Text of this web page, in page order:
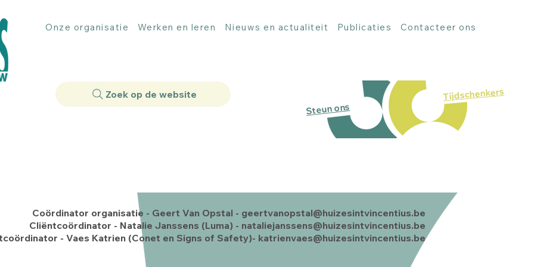
Onze organisatie Werken en leren Nieuws en actualiteit Publicaties Contacteer ons
Zoek op de website
Steun ons
Tijdschenkers
Coördinator organisatie - Geert Van Opstal - geertvanopstal@huizesintvincentius.be
Cliëntcoördinator - Natalie Janssens (Luma) - nataliejanssens@huizesintvincentius.be
- Vaes Katrien (Conet en Signs of Safety)- katrienvaes@huizesintvincentius.be